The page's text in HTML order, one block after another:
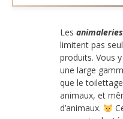
Les
limitent pas
produits. Vous
une large
que le
animaux, et
d’animaux.